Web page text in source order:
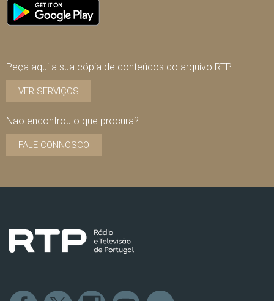
Peça aqui a sua cópia de conteúdos do arquivo RTP
VER SERVIÇOS
Não encontrou o que procura?
FALE CONNOSCO